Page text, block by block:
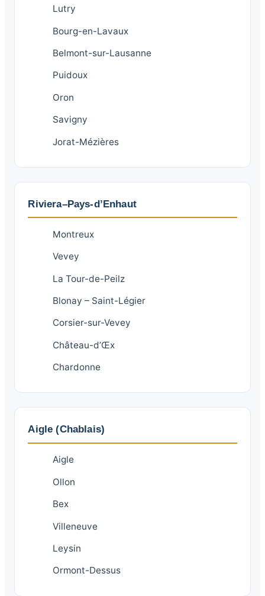
Lutry
Bourg-en-Lavaux
Belmont-sur-Lausanne
Puidoux
Oron
Savigny
Jorat-Mézières
Riviera–Pays-d’Enhaut
Montreux
Vevey
La Tour-de-Peilz
Blonay – Saint-Légier
Corsier-sur-Vevey
Château-d’Œx
Chardonne
Aigle (Chablais)
Aigle
Ollon
Bex
Villeneuve
Leysin
Ormont-Dessus